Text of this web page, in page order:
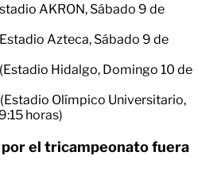
AKRON, Sábado 9 de
Azteca, Sábado 9 de
(Estadio Hidalgo, Domingo 10 de
(Estadio Olímpico Universitario,
horas)
el tricampeonato fuera